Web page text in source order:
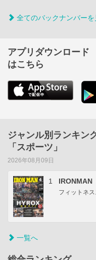
全てのバックナンバーを
アプリダウンロード
はこちら
ジャンル別ランキン
「スポーツ」
2026年08月09日
1 IRONMAN
フィットネ
一覧へ